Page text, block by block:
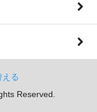
る
Reserved.